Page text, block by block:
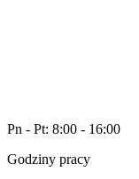
Pn - Pt: 8:00 - 16:00
Godziny pracy